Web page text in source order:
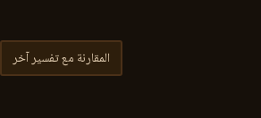
المقارنة مع تفسير آخر